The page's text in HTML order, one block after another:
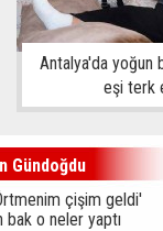
Antalya'da yoğun
eşi terk
Gündoğdu
çişim geldi'
bak o neler yaptı